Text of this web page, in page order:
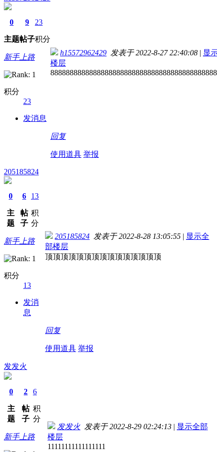
0
主题
9
帖子
23
积分
新手上路
积分
23
发消息
h15572962429 发表于 2022-8-27 22:40:08 | 显
楼层
回复
使用道具 举报
205185824
0
主
题
6
帖
子
13
积
分
新手上路
积分
13
发消
息
205185824 发表于 2022-8-28 13:05:55 | 显示全
部楼层
顶顶顶顶顶顶顶顶顶顶顶顶顶顶顶
回复
使用道具 举报
发发火
0
主
题
2
帖
子
6
积
分
新手上路
发发火 发表于 2022-8-29 02:24:13 | 显示全部
楼层
11111111111111111